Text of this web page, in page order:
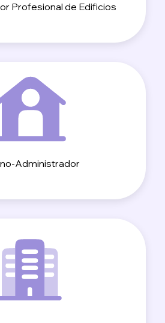
Profesional de Edificios
Administrador